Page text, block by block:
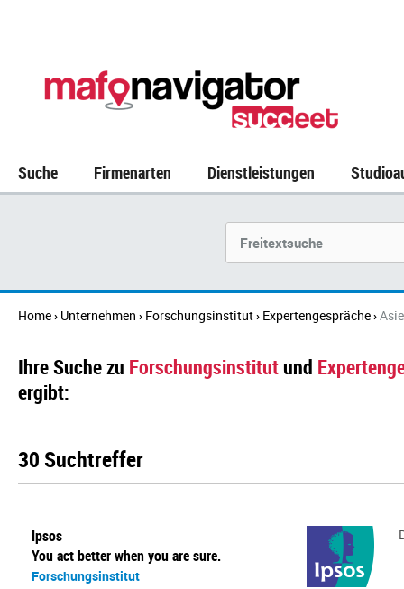
Suche Firmenarten Dienstleistungen
Home› Unternehmen › Forschungsinstitut› Expertengespräche›
Ihre Suche zu Forschungsinstitutund
ergibt:
30 Suchtreffer
Ipsos
You act better when you are sure.
Forschungsinstitut